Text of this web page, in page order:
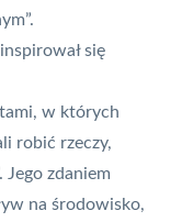
się
w których
robić rzeczy,
Jego zdaniem
na środowisko,